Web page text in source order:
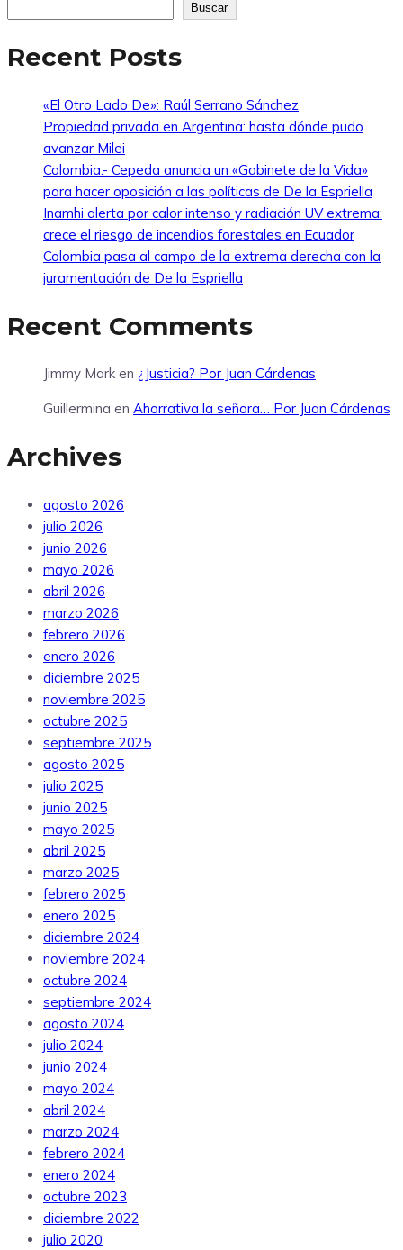
Buscar
Recent Posts
«El Otro Lado De»: Raúl Serrano Sánchez
Propiedad privada en Argentina: hasta dónde pudo
avanzar Milei
Colombia.- Cepeda anuncia un «Gabinete de la Vida»
para hacer oposición a las políticas de De la Espriella
Inamhi alerta por calor intenso y radiación UV extrema:
crece el riesgo de incendios forestales en Ecuador
Colombia pasa al campo de la extrema derecha con la
juramentación de De la Espriella
Recent Comments
Jimmy Mark en ¿Justicia? Por Juan Cárdenas
Guillermina en Ahorrativa la señora… Por Juan Cárdenas
Archives
agosto 2026
julio 2026
junio 2026
mayo 2026
abril 2026
marzo 2026
febrero 2026
enero 2026
diciembre 2025
noviembre 2025
octubre 2025
septiembre 2025
agosto 2025
julio 2025
junio 2025
mayo 2025
abril 2025
marzo 2025
febrero 2025
enero 2025
diciembre 2024
noviembre 2024
octubre 2024
septiembre 2024
agosto 2024
julio 2024
junio 2024
mayo 2024
abril 2024
marzo 2024
febrero 2024
enero 2024
octubre 2023
diciembre 2022
julio 2020